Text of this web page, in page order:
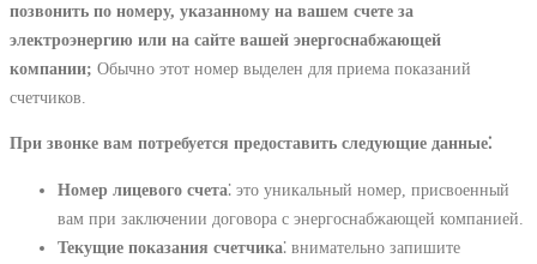
позвонить по номеру, указанному на вашем счете за
электроэнергию или на сайте вашей энергоснабжающей
компании; Обычно этот номер выделен для приема показаний
счетчиков.
При звонке вам потребуется предоставить следующие данные⁚
Номер лицевого счета⁚ это уникальный номер, присвоенный
вам при заключении договора с энергоснабжающей компанией.
Текущие показания счетчика⁚ внимательно запишите